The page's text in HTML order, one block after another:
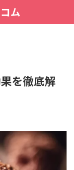
ム
を徹底解